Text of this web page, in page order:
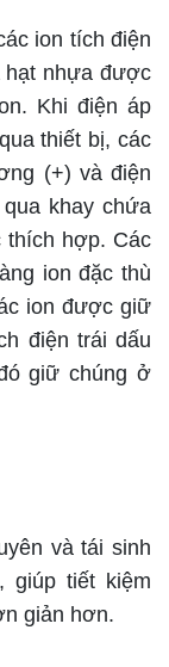
ion tích điện
hạt nhựa được
Khi điện áp
thiết bị, các
(+) và điện
khay chứa
thích hợp. Các
ion đặc thù
ion được giữ
điện trái dấu
giữ chúng ở
và tái sinh
giúp tiết kiệm
giản hơn.